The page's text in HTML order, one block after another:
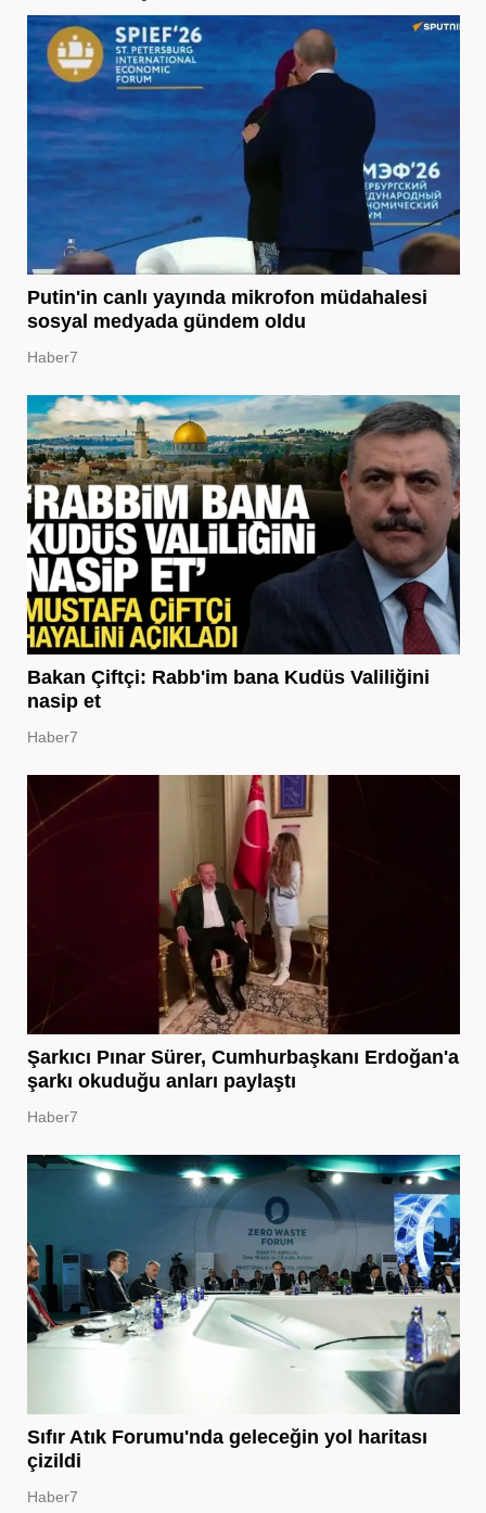
Putin'in canlı yayında mikrofon müdahalesi
sosyal medyada gündem oldu
Haber7
Bakan Çiftçi: Rabb'im bana Kudüs Valiliğini
nasip et
Haber7
Şarkıcı Pınar Sürer, Cumhurbaşkanı Erdoğan'a
şarkı okuduğu anları paylaştı
Haber7
Sıfır Atık Forumu'nda geleceğin yol haritası
çizildi
Haber7